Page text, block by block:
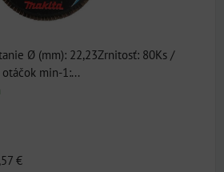
Ø (mm): 22,23Zrnitosť: 80Ks /
min-1:...
€